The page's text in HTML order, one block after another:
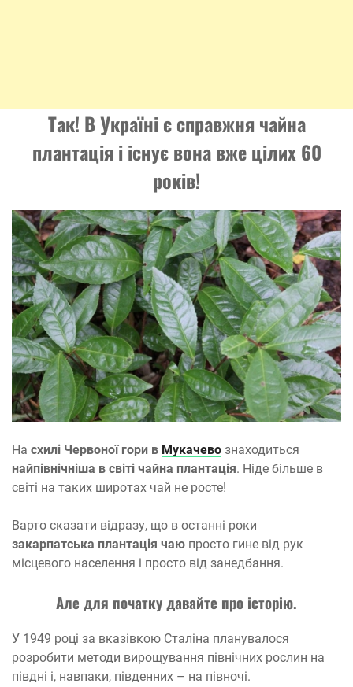
Так! В Україні є справжнячайна
плантаціяі існує вона вже цілих 60
років!
На схилі Червоної гори в Мукачево знаходиться
найпівнічніша в світі чайна плантація. Ніде більше в
світі на таких широтах чай не росте!
Варто сказати відразу, що в останні роки
закарпатська плантація чаю просто гине від рук
місцевого населення і просто від занедбання.
Але для початку давайте про історію.
У 1949 році за вказівкою Сталіна планувалося
розробити методи вирощування північних рослин на
півдні і, навпаки, південних – на півночі.